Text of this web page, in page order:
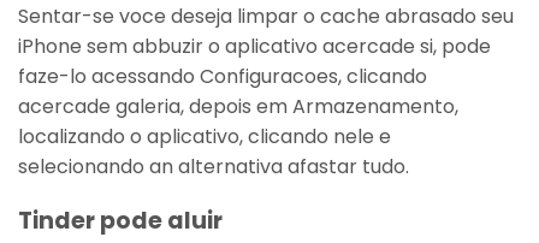
Sentar-se voce deseja limpar o cache abrasado seu
iPhone sem abbuzir o aplicativo acercade si, pode
faze-lo acessando Configuracoes, clicando
acercade galeria, depois em Armazenamento,
localizando o aplicativo, clicando nele e
selecionando an alternativa afastar tudo.
Tinder pode aluir